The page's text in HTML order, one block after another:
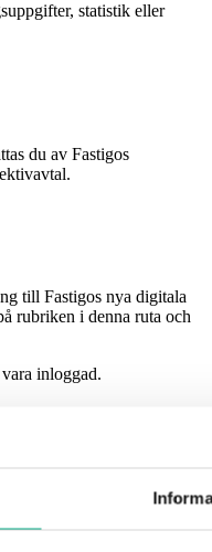
statistik eller
du av Fastigos
till Fastigos nya digitala
rubriken i denna ruta och
inloggad.